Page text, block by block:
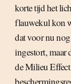
korte tijd het
flauwekul kon
dat voor nu
ingestort, maar
de Milieu